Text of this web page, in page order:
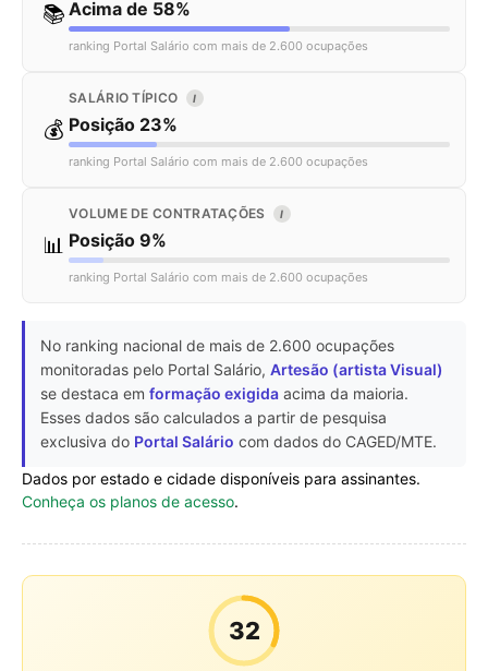
📚 Acima de 58%
ranking Portal Salário com mais de 2.600 ocupações
💰
SALÁRIO TÍPICO I
Posição 23%
ranking Portal Salário com mais de 2.600 ocupações
📊
VOLUME DE CONTRATAÇÕES I
Posição 9%
ranking Portal Salário com mais de 2.600 ocupações
No ranking nacional de mais de 2.600 ocupações
monitoradas pelo Portal Salário, Artesão (artista Visual)
se destaca em formação exigida acima da maioria.
Esses dados são calculados a partir de pesquisa
exclusiva do Portal Salário com dados do CAGED/MTE.
Dados por estado e cidade disponíveis para assinantes.
Conheça os planos de acesso.
32